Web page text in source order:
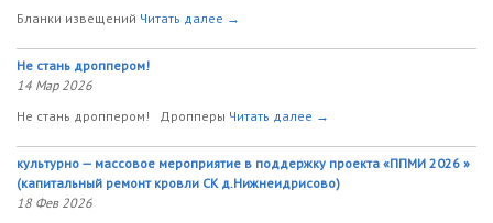
Бланки извещений Читать далее →
Не стань дроппером!
14 Мар 2026
Не стань дроппером! Дропперы Читать далее →
культурно — массовое мероприятие в поддержку проекта «ППМИ 2026 »
(капитальный ремонт кровли СК д.Нижнеидрисово)
18 Фев 2026